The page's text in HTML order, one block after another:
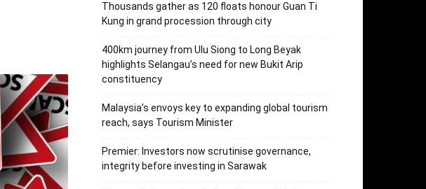
Thousands gather as 120 floats honour Guan Ti
Kung in grand procession through city
400km journey from Ulu Siong to Long Beyak
highlights Selangau’s need for new Bukit Arip
constituency
Malaysia’s envoys key to expanding global tourism
reach, says Tourism Minister
Premier: Investors now scrutinise governance,
integrity before investing in Sarawak